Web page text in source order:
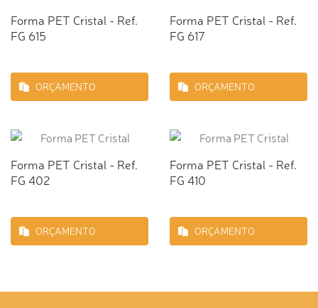
Forma PET Cristal - Ref.
FG 615
ORÇAMENTO
Forma PET Cristal - Ref.
FG 617
ORÇAMENTO
Forma PET Cristal - Ref.
FG 402
ORÇAMENTO
Forma PET Cristal - Ref.
FG 410
ORÇAMENTO